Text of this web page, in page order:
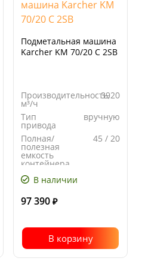
Подметальная машина
Karcher KM 70/20 C 2SB
Производительность,
м³/ч
3920
Тип
привода
вручную
Полная/
полезная
емкость
контейнера,
45 / 20
Рабочая
В наличии
97 390 ₽
В корзину